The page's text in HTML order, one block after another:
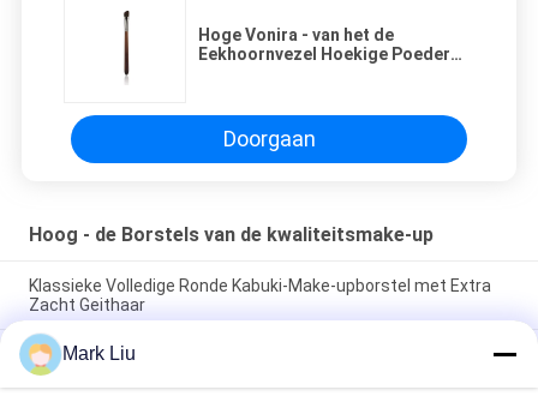
Hoge Vonira - van het de
Eekhoornvezel Hoekige Poeder
Oogschaduwborstel
Gedetailleerde Contour voor
Make-up
Doorgaan
Hoog - de Borstels van de kwaliteitsmake-up
Klassieke Volledige Ronde Kabuki-Make-upborstel met Extra
Zacht Geithaar
Van de de Ventilatorgeit van de Voniraschoonheid de Grote
Borstel van de het Haarmake-up/Houten de Make-upborstels
Mark Liu